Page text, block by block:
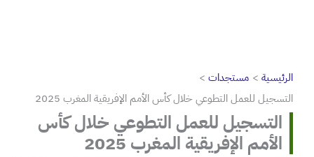
الرئيسية
مستجدات
التسجيل للعمل التطوعي خلال كأس الأمم الإفريقية المغرب 2025
التسجيل للعمل التطوعي خلال كأس
الأمم الإفريقية المغرب 2025